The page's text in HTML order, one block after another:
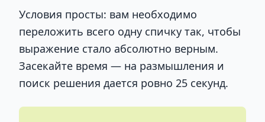
Условия просты: вам необходимо
переложить всего одну спичку так, чтобы
выражение стало абсолютно верным.
Засекайте время — на размышления и
поиск решения дается ровно 25 секунд.